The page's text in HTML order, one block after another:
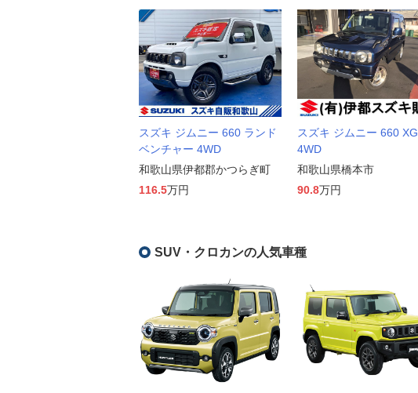
スズキ ジムニー 660 ランド
ベンチャー 4WD
和歌山県伊都郡かつらぎ町
116.5万円
スズキ ジムニー 660 XG
4WD
和歌山県橋本市
90.8万円
SUV・クロカンの人気車種